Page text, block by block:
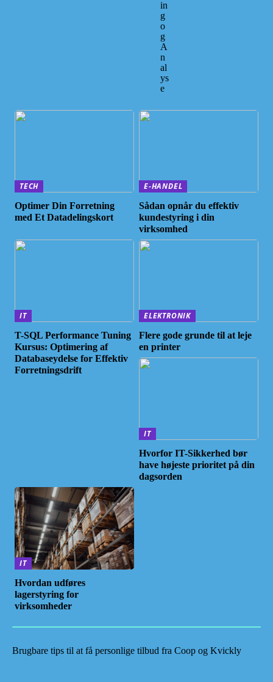
in
g
o
g
A
n
al
ys
e
TECH
Optimer Din Forretning
med Et Datadelingskort
E-HANDEL
Sådan opnår du effektiv
kundestyring i din
virksomhed
IT
T-SQL Performance Tuning
Kursus: Optimering af
Databaseydelse for Effektiv
Forretningsdrift
ELEKTRONIK
Flere gode grunde til at leje
en printer
IT
Hvorfor IT-Sikkerhed bør
have højeste prioritet på din
dagsorden
IT
Hvordan udføres
lagerstyring for
virksomheder
Brugbare tips til at få personlige tilbud fra Coop og Kvickly